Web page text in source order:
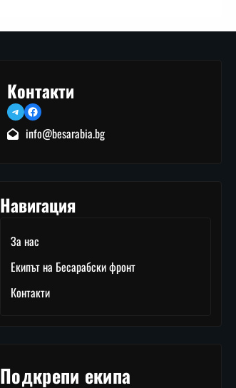
Контакти
TelegramFacebook
info@besarabia.bg
Навигация
За нас
Екипът на Бесарабски фронт
Контакти
Подкрепи екипа